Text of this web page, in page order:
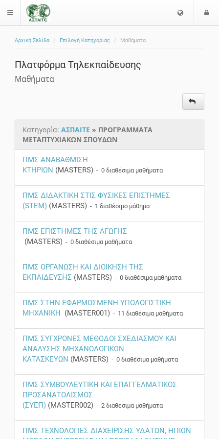
$langMenu
λ
ώ
σ
ς
Αρχική Σελίδα Επιλογή Κατηγορίας Μαθήματα
Πλατφόρμα Τηλεκπαίδευσης
Μαθήματα
Κατηγορία: ΑΣΠΑΙΤΕ » ΠΡΟΓΡΑΜΜΑΤΑ
ΜΕΤΑΠΤΥΧΙΑΚΩΝ ΣΠΟΥΔΩΝ
ΠΜΣ ΑΝΑΒΑΘΜΙΣΗ
ΚΤΗΡΙΩΝ (MASTERS) - 0 διαθέσιμα μαθήματα
ΠΜΣ ΔΙΔΑΚΤΙΚΗ ΣΤΙΣ ΦΥΣΙΚΕΣ ΕΠΙΣΤΗΜΕΣ
(STEM) (MASTERS) - 1 διαθέσιμο μάθημα
ΠΜΣ ΕΠΙΣΤΗΜΕΣ ΤΗΣ ΑΓΩΓΗΣ
(MASTERS) - 0 διαθέσιμα μαθήματα
ΠΜΣ ΟΡΓΑΝΩΣΗ ΚΑΙ ΔΙΟΙΚΗΣΗ ΤΗΣ
ΕΚΠΑΙΔΕΥΣΗΣ (MASTERS) - 0 διαθέσιμα μαθήματα
ΠΜΣ ΣΤΗΝ ΕΦΑΡΜΟΣΜΕΝΗ ΥΠΟΛΟΓΙΣΤΙΚΗ
ΜΗΧΑΝΙΚΗ (MASTER001) - 11 διαθέσιμα μαθήματα
ΠΜΣ ΣΥΓΧΡΟΝΕΣ ΜΕΘΟΔΟΙ ΣΧΕΔΙΑΣΜΟΥ ΚΑΙ
ΑΝΑΛΥΣΗΣ ΜΗΧΑΝΟΛΟΓΙΚΩΝ
ΚΑΤΑΣΚΕΥΩΝ (MASTERS) - 0 διαθέσιμα μαθήματα
ΠΜΣ ΣΥΜΒΟΥΛΕΥΤΙΚΗ ΚΑΙ ΕΠΑΓΓΕΛΜΑΤΙΚΟΣ
ΠΡΟΣΑΝΑΤΟΛΙΣΜΟΣ
(ΣΥΕΠ) (MASTER002) - 2 διαθέσιμα μαθήματα
ΠΜΣ ΤΕΧΝΟΛΟΓΙΕΣ ΔΙΑΧΕΙΡΙΣΗΣ ΥΔΑΤΩΝ, ΗΠΙΩΝ